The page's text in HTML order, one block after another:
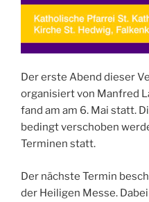
Der erste Abend dieser
organisiert von Manfred
fand am am 6. Mai statt.
bedingt verschoben
Terminen statt.
Der nächste Termin
der Heiligen Messe.